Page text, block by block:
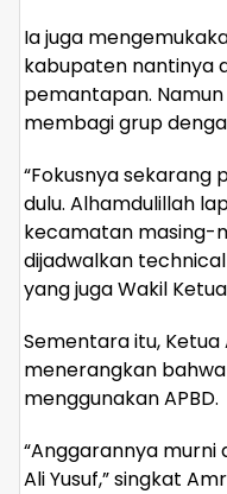
Ia juga
kabupaten nantinya
pemantapan.
membagi grup
“Fokusnya
dulu. Alhamdulillah
kecamatan masing-
dijadwalkan
yang juga Wakil
Sementara itu, Ketua
menerangkan
menggunakan APBD.
“Anggarannya murni
Ali Yusuf,” singkat